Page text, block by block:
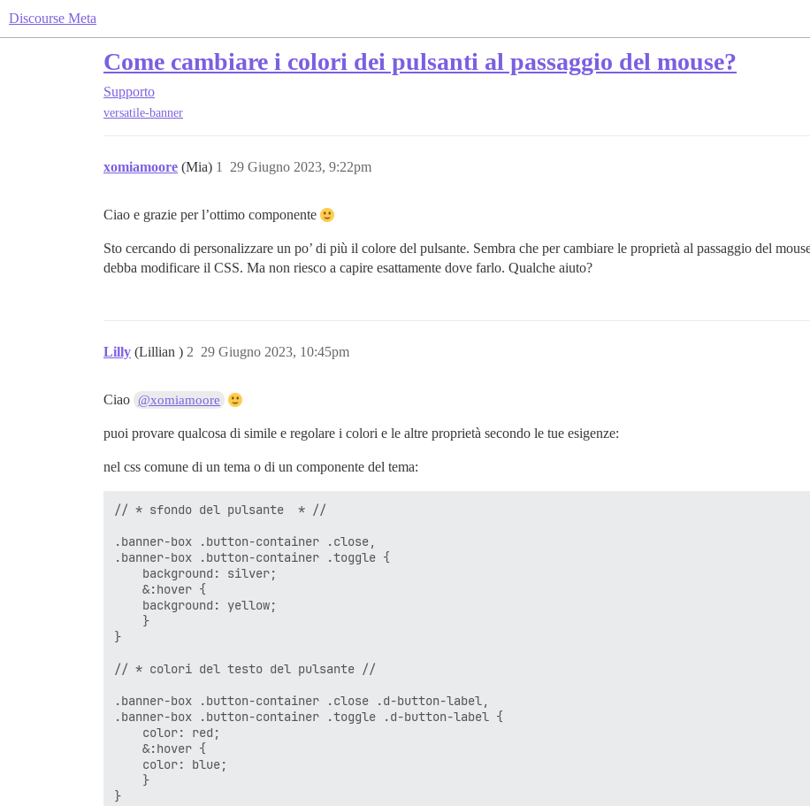
Discourse Meta
Come cambiare i colori dei pulsanti al passaggio del mouse?
Supporto
versatile-banner
xomiamoore (Mia) 29 Giugno 2023, 9:22pm
1
Ciao e grazie per l’ottimo componente
Sto cercando di personalizzare un po’ di più il colore del pulsante. Sembra che per cambiare le proprietà al passaggio del
debba modificare il CSS. Ma non riesco a capire esattamente dove farlo. Qualche aiuto?
Lilly (Lillian ) 29 Giugno 2023, 10:45pm
2
Ciao @xomiamoore
puoi provare qualcosa di simile e regolare i colori e le altre proprietà secondo le tue esigenze:
nel css comune di un tema o di un componente del tema:
// * sfondo del pulsante  * //
.banner-box .button-container .close,
.banner-box .button-container .toggle {
    background: silver;
    &:hover {
    background: yellow;
    }
}
// * colori del testo del pulsante //
.banner-box .button-container .close .d-button-label,
.banner-box .button-container .toggle .d-button-label {
    color: red;
    &:hover {
    color: blue;
    }
}